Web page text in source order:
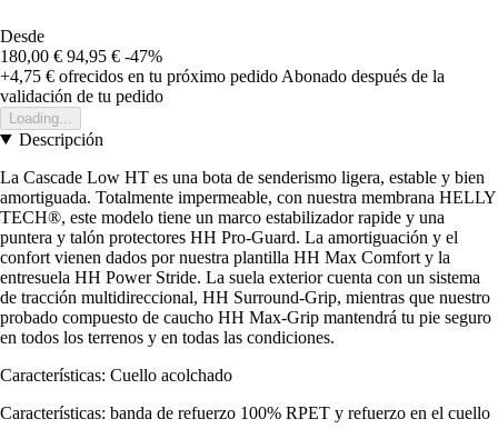
Desde
180,00 € 94,95 € -47%
+4,75 € ofrecidos en tu próximo pedido Abonado después de la
validación de tu pedido
Loading...
Descripción
La Cascade Low HT es una bota de senderismo ligera, estable y bien
amortiguada. Totalmente impermeable, con nuestra membrana HELLY
TECH®, este modelo tiene un marco estabilizador rapide y una
puntera y talón protectores HH Pro-Guard. La amortiguación y el
confort vienen dados por nuestra plantilla HH Max Comfort y la
entresuela HH Power Stride. La suela exterior cuenta con un sistema
de tracción multidireccional, HH Surround-Grip, mientras que nuestro
probado compuesto de caucho HH Max-Grip mantendrá tu pie seguro
en todos los terrenos y en todas las condiciones.
Características: Cuello acolchado
Características: banda de refuerzo 100% RPET y refuerzo en el cuello